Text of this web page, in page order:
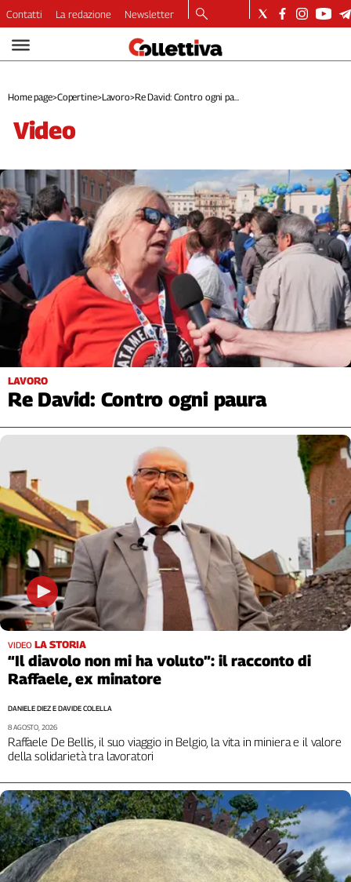
Video
Dirette
Copertine
Lavoro
Ambiente
Diritti
Welfare
Italia
Internazionale
Culture
Categorie
Filcams
Filctem
Fillea
Flai
Flc
Fp
Nidil
Slc
Spi
Inca
Caaf
Speciali
G8
di
sangue
ragione
120
anni
Cgil
Collettiva
Academy
Contatti La redazione Newsletter
Home page>Copertine>Lavoro>Re David: Contro ogni pa...
video
LAVORO
Re David: Contro ogni paura
VIDEO LA STORIA
“Il diavolo non mi ha voluto”: il racconto di
Raffaele, ex minatore
Raffaele De Bellis, il suo viaggio in Belgio, la vita in miniera e il valore
della solidarietà tra lavoratori
DANIELE DIEZ E DAVIDE COLELLA
8 AGOSTO, 2026